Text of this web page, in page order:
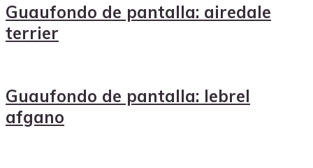
Guaufondo de pantalla: airedale
terrier
Guaufondo de pantalla: lebrel
afgano